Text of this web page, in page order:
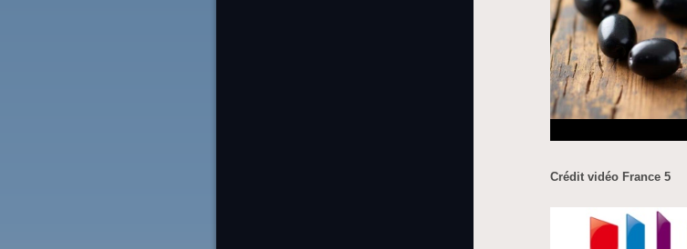
Crédit vidéo France 5